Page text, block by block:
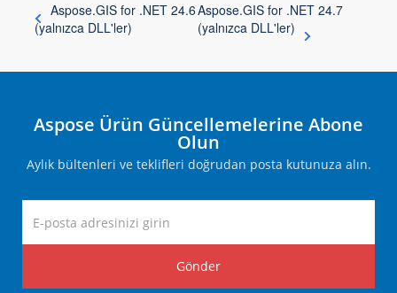
Aspose.GIS for .NET 24.6
(yalnızca DLL'ler)
Aspose.GIS for .NET 24.7
(yalnızca DLL'ler)
Aspose Ürün Güncellemelerine Abone
Olun
Aylık bültenleri ve teklifleri doğrudan posta kutunuza alın.
Gönder